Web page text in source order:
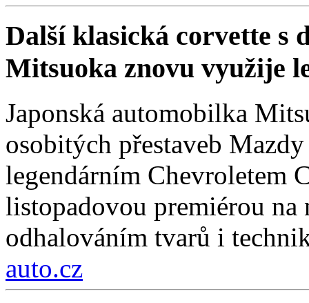
Další klasická corvette s
Mitsuoka znovu využije
Japonská automobilka
osobitých přestaveb
legendárním Chevroletem
listopadovou premiérou
odhalováním tvarů i
auto.cz